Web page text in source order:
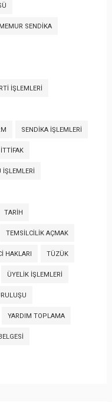
MEMUR SENDIKA
İŞLEMLERI
SENDIKA İŞLEMLERI
İŞLEMLERI
TARIH
TEMSILCILIK AÇMAK
HAKLARI TÜZÜK
ÜYELIK İŞLEMLERI
YARDIM TOPLAMA